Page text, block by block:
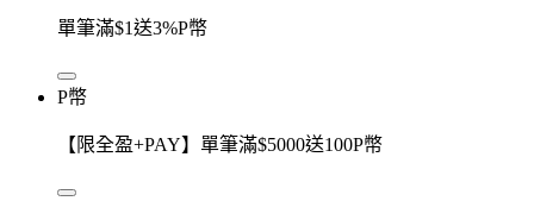
單筆滿$1送3%P幣
P幣
【限全盈+PAY】單筆滿$5000送100P幣